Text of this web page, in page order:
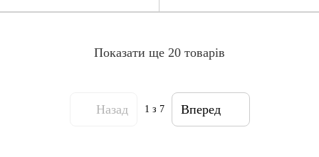
Показати ще 20 товарів
Назад 1 з 7 Вперед